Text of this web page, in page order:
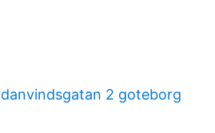
2 goteborg